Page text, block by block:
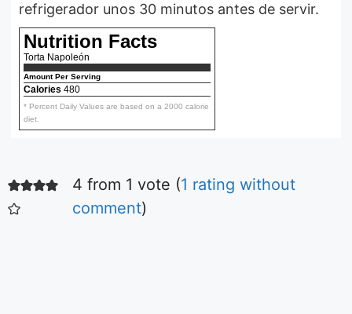
refrigerador unos 30 minutos antes de servir.
Nutrition Facts
Torta Napoleón
Amount Per Serving
Calories 480
* Percent Daily Values are based on a 2000 calorie
diet.
4 from 1 vote (1 rating without
comment)
Ensalada fácil
de tomates